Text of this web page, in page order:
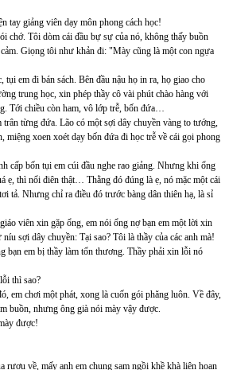
tay giảng viên dạy môn phong cách học!
chớ. Tôi dòm cái đầu bự sự của nó, không thấy buồn
Giọng tôi như khản đi: "Mày cũng là một con ngựa
em đi bán sách. Bên đầu nậu họ in ra, họ giao cho
trung học, xin phép thầy cô vài phút chào hàng với
Tới chiều còn ham, vô lớp trễ, bốn đứa…
trân từng đứa. Lão có một sợi dây chuyền vàng to tướng,
miệng xoen xoét dạy bốn đứa đi học trễ về cái gọi phong
cấp bốn tụi em cúi đầu nghe rao giảng. Nhưng khi ổng
ẹ, thì nổi điên thật… Thằng đó đúng là ẹ, nó mặc một cái
tả. Nhưng chỉ ra điều đó trước bàng dân thiên hạ, là sỉ
viên xin gặp ổng, em nói ổng nợ bạn em một lời xin
sợi dây chuyền: Tại sao? Tôi là thầy của các anh mà!
bạn em bị thầy làm tổn thương. Thầy phải xin lỗi nó
thì sao?
em chơi một phát, xong là cuốn gói phăng luôn. Về đây,
buồn, nhưng ông già nói mày vậy được.
được!
rượu về, mấy anh em chung sam ngồi khề khà liên hoan